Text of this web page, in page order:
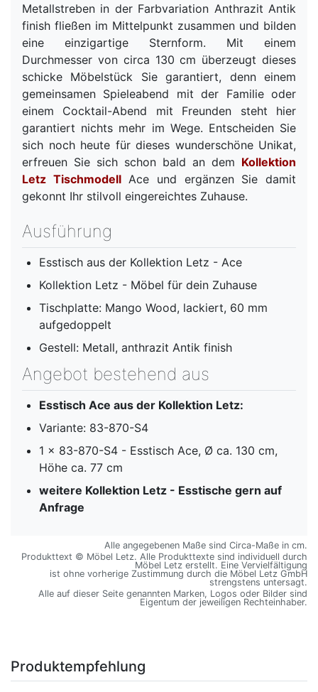
Metallstreben in der Farbvariation Anthrazit Antik
finish fließen im Mittelpunkt zusammen und bilden
eine einzigartige Sternform. Mit einem
Durchmesser von circa 130 cm überzeugt dieses
schicke Möbelstück Sie garantiert, denn einem
gemeinsamen Spieleabend mit der Familie oder
einem Cocktail-Abend mit Freunden steht hier
garantiert nichts mehr im Wege. Entscheiden Sie
sich noch heute für dieses wunderschöne Unikat,
erfreuen Sie sich schon bald an dem Kollektion
Letz TischmodellAce und ergänzen Sie damit
gekonnt Ihr stilvoll eingereichtes Zuhause.
Ausführung
Esstisch aus der Kollektion Letz - Ace
Kollektion Letz - Möbel für dein Zuhause
Tischplatte: Mango Wood, lackiert, 60 mm
aufgedoppelt
Gestell: Metall, anthrazit Antik finish
Angebot bestehend aus
Esstisch Ace aus der Kollektion Letz:
Variante: 83-870-S4
1 x 83-870-S4 - Esstisch Ace, Ø ca. 130 cm,
Höhe ca. 77 cm
weitere Kollektion Letz - Esstische gern auf
Anfrage
Alle angegebenen Maße sind Circa-Maße in cm.
Produkttext © Möbel Letz. Alle Produkttexte sind individuell durch
Möbel Letz erstellt. Eine Vervielfältigung
ist ohne vorherige Zustimmung durch die Möbel Letz GmbH
strengstens untersagt.
Alle auf dieser Seite genannten Marken, Logos oder Bilder sind
Eigentum der jeweiligen Rechteinhaber.
Produktempfehlung